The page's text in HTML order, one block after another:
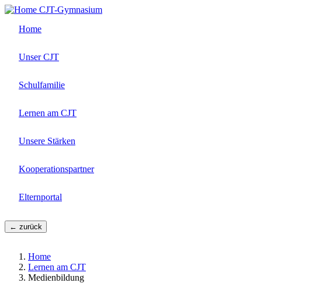
Direkt
Inhalt
CJT-Gymnasium
Home
Unser CJT
Schulfamilie
Lernen am CJT
Unsere Stärken
Kooperationspartner
Elternportal
← zurück
Home
Lernen am CJT
Medienbildung